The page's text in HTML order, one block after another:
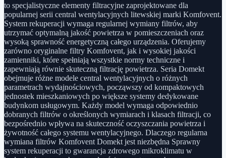
to specjalistyczne elementy filtracyjne zaprojektowane dla
popularnej serii central wentylacyjnych litewskiej marki Komfovent.
System rekuperacji wymaga regularnej wymiany filtrów, aby
utrzymać optymalną jakość powietrza w pomieszczeniach oraz
wysoką sprawność energetyczną całego urządzenia. Oferujemy
zarówno oryginalne filtry Komfovent, jak i wysokiej jakości
zamienniki, które spełniają wszystkie normy techniczne i
zapewniają równie skuteczną filtrację powietrza. Seria Domekt
obejmuje różne modele central wentylacyjnych o różnych
parametrach wydajnościowych, począwszy od kompaktowych
jednostek mieszkaniowych po większe systemy dedykowane
budynkom usługowym. Każdy model wymaga odpowiednio
dobranych filtrów o określonych wymiarach i klasach filtracji, co
bezpośrednio wpływa na skuteczność oczyszczania powietrza i
żywotność całego systemu wentylacyjnego. Dlaczego regularna
wymiana filtrów Komfovent Domekt jest niezbędna Sprawny
system rekuperacji to gwarancja zdrowego mikroklimatu w